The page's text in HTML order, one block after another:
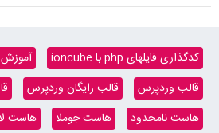
کدگذاری فایلهای php با ioncube
قالب وردپرس
قالب رایگان وردپرس
هاست نامحدود
هاست جوملا هاست